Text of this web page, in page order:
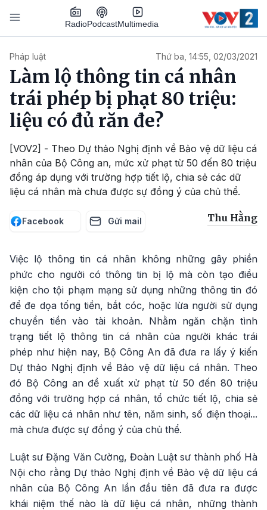
Nhảy đến nội dung
RadioPodcastMultimedia
Pháp luật Thứ ba, 14:55, 02/03/2021
Làm lộ thông tin cá nhân
trái phép bị phạt 80 triệu:
liệu có đủ răn đe?
[VOV2] - Theo Dự thảo Nghị định về Bảo vệ dữ liệu cá
nhân của Bộ Công an, mức xử phạt từ 50 đến 80 triệu
đồng áp dụng với trường hợp tiết lộ, chia sẻ các dữ
liệu cá nhân mà chưa được sự đồng ý của chủ thể.
Facebook Gửi mail Thu Hằng
Việc lộ thông tin cá nhân không những gây phiền
phức cho người có thông tin bị lộ mà còn tạo điều
kiện cho tội phạm mạng sử dụng những thông tin đó
để đe dọa tống tiền, bắt cóc, hoặc lừa người sử dụng
chuyển tiền vào tài khoản. Nhằm ngăn chặn tình
trạng tiết lộ thông tin cá nhân của người khác trái
phép như hiện nay, Bộ Công An đã đưa ra lấy ý kiến
Dự thảo Nghị định về Bảo vệ dữ liệu cá nhân. Theo
đó Bộ Công an đề xuất xử phạt từ 50 đến 80 triệu
đồng với trường hợp cá nhân, tổ chức tiết lộ, chia sẻ
các dữ liệu cá nhân như tên, năm sinh, số điện thoại...
mà chưa được sự đồng ý của chủ thể.
Luật sư Đặng Văn Cường, Đoàn Luật sư thành phố Hà
Nội cho rằng Dự thảo Nghị định về Bảo vệ dữ liệu cá
nhân của Bộ Công An lần đầu tiên đã đưa ra được
khái niệm thế nào là dữ liệu cá nhân, những thành